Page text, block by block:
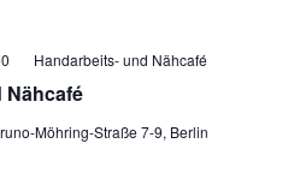
Nähcafé
Handarbeits- und Nähcafé
Möhring-Straße 7-9, Berlin